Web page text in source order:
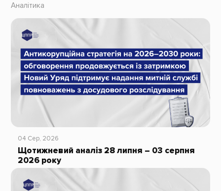
Аналітика
04 Сер, 2026
Щотижневий аналіз 28 липня – 03 серпня
2026 року